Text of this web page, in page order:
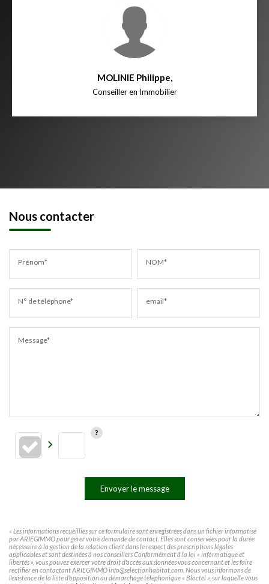
MOLINIE Philippe,
Conseiller en Immobilier
Nous contacter
Prénom* NOM*
N° de téléphone* email*
Message*
Envoyer le message
« Les informations recueillies sur ce formulaire sont enregistrées dans un fichier informatisé
par ARIEGIMMO pour gérer votre demande de contact. Elles sont conservées pour la durée
nécessaire à la gestion de la relation client dans le respect des prescriptions légales
applicables et sont destinées à nos conseillers Conformément à la loi « informatique et
libertés », vous pouvez exercer votre droit d'accès aux données vous concernant et les faire
rectifier en contactant ARIEGIMMO info@selectionhabitat.com. Nous vous informons de
l'existence de la liste d'opposition au démarchage téléphonique « Bloctel », sur laquelle vous